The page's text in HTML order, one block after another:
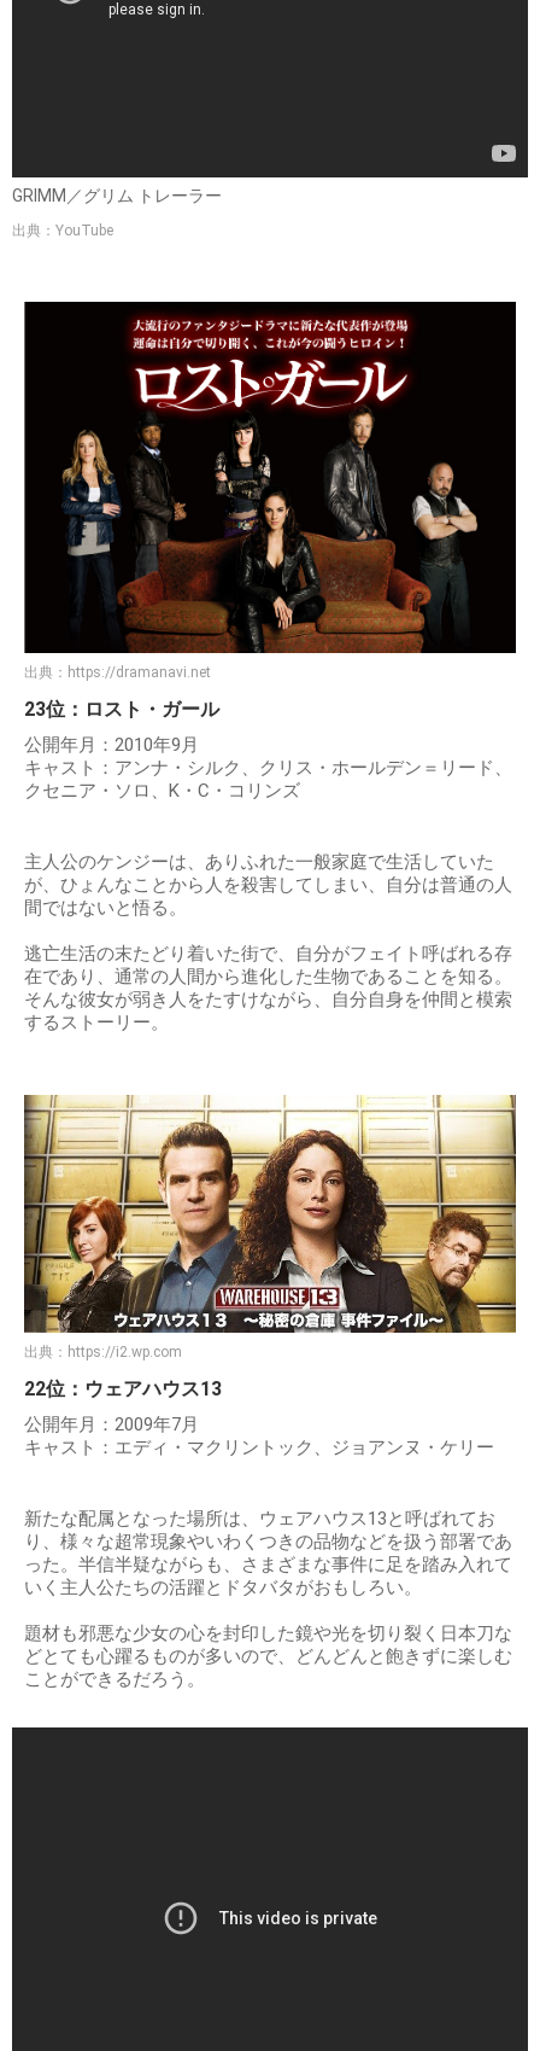
GRIMM／グリム トレーラー
出典：YouTube
出典： https://dramanavi.net
23位：ロスト・ガール
公開年月：2010年9月
キャスト：アンナ・シルク、クリス・ホールデン＝リード、
クセニア・ソロ、K・C・コリンズ
主人公のケンジーは、ありふれた一般家庭で生活していた
が、ひょんなことから人を殺害してしまい、自分は普通の人
間ではないと悟る。
逃亡生活の末たどり着いた街で、自分がフェイト呼ばれる存
在であり、通常の人間から進化した生物であることを知る。
そんな彼女が弱き人をたすけながら、自分自身を仲間と模索
するストーリー。
出典： https://i2.wp.com
22位：ウェアハウス13
公開年月：2009年7月
キャスト：エディ・マクリントック、ジョアンヌ・ケリー
新たな配属となった場所は、ウェアハウス13と呼ばれてお
り、様々な超常現象やいわくつきの品物などを扱う部署であ
った。半信半疑ながらも、さまざまな事件に足を踏み入れて
いく主人公たちの活躍とドタバタがおもしろい。
題材も邪悪な少女の心を封印した鏡や光を切り裂く日本刀な
どとても心躍るものが多いので、どんどんと飽きずに楽しむ
ことができるだろう。